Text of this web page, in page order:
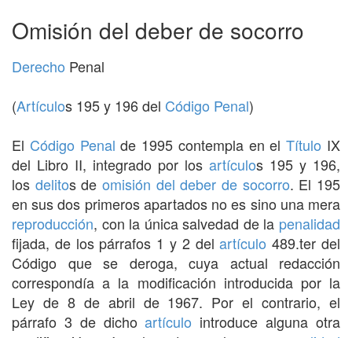
Omisión del deber de socorro
Derecho Penal
(Artículos 195 y 196 del Código Penal)
El Código Penal de 1995 contempla en elTítulo IX
del Libro II, integrado por los artículos 195 y 196,
los delitos deomisión del deber de socorro. El 195
en sus dos primeros apartados no es sino una mera
reproducción, con la única salvedad de la penalidad
fijada, de los párrafos 1 y 2 delartículo 489.ter del
Código que se deroga, cuya actual redacción
correspondía a la modificación introducida por la
Ley de 8 de abril de 1967. Por el contrario, el
párrafo 3 de dichoartículo introduce alguna otra